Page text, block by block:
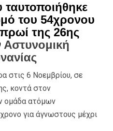
του 54χρονου
της 26ης
Αστυνομική
στις 6 Νοεμβρίου, σε
κοντά στον
ομάδα ατόμων
για άγνωστους μέχρι